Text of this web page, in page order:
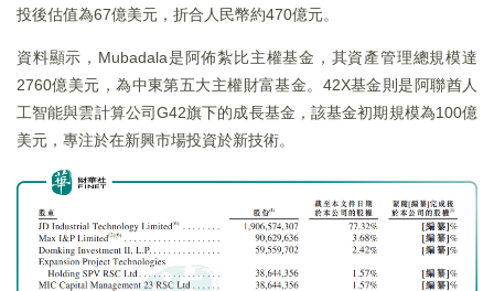
投後估值為67億美元，折合人民幣約470億元。
資料顯示，Mubadala是阿佈紮比主權基金，其資產管理總規模達
2760億美元，為中東第五大主權財富基金。42X基金則是阿聯酋人
工智能與雲計算公司G42旗下的成長基金，該基金初期規模為100億
美元，專注於在新興市場投資於新技術。